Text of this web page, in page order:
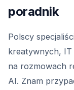
poradnik
Polscy
kreatywnych,
na rozmowach
AI. Znam